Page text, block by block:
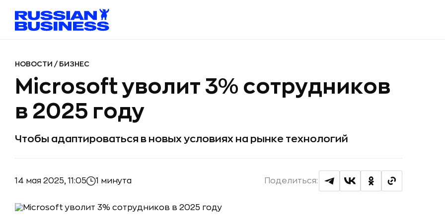
НОВОСТИ / БИЗНЕС
Microsoft уволит 3% сотрудников
в 2025 году
Чтобы адаптироваться в новых условиях на рынке технологий
14 мая 2025, 11:05 1 минута Поделиться: